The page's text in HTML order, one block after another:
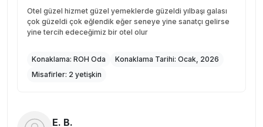
Otel güzel hizmet güzel yemeklerde güzeldi yılbaşı galası
çok güzeldi çok eğlendik eğer seneye yine sanatçı gelirse
yine tercih edeceğimiz bir otel olur
Konaklama: ROH Oda Konaklama Tarihi: Ocak, 2026
Misafirler: 2 yetişkin
E. B.